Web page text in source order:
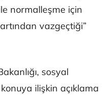
normalleşme için
vazgeçtiği”
sosyal
ilişkin açıklama